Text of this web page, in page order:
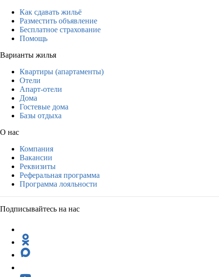
Как сдавать жильё
Разместить объявление
Бесплатное страхование
Помощь
Варианты жилья
Квартиры (апартаменты)
Отели
Апарт-отели
Дома
Гостевые дома
Базы отдыха
О нас
Компания
Вакансии
Реквизиты
Реферальная программа
Программа лояльности
Подписывайтесь на нас